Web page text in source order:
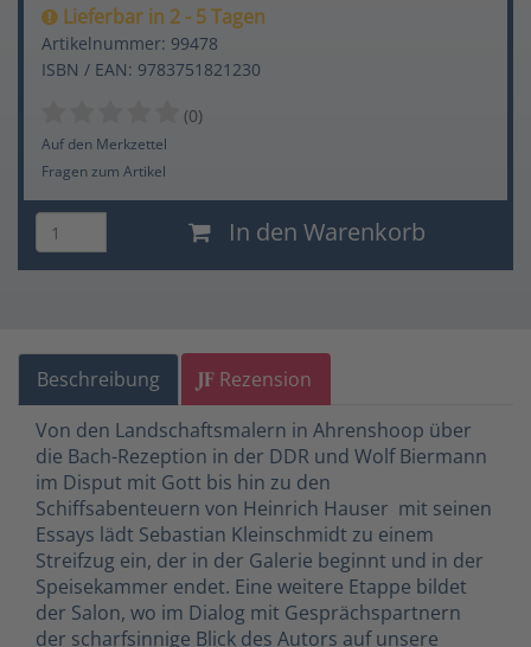
Lieferbar in 2 - 5 Tagen
Artikelnummer: 99478
ISBN / EAN: 9783751821230
(0)
Auf den Merkzettel
Fragen zum Artikel
In den Warenkorb
Beschreibung
Rezension
Von den Landschaftsmalern in Ahrenshoop über
die Bach-Rezeption in der DDR und Wolf Biermann
im Disput mit Gott bis hin zu den
Schiffsabenteuern von Heinrich Hauser  mit seinen
Essays lädt Sebastian Kleinschmidt zu einem
Streifzug ein, der in der Galerie beginnt und in der
Speisekammer endet. Eine weitere Etappe bildet
der Salon, wo im Dialog mit Gesprächspartnern
der scharfsinnige Blick des Autors auf unsere